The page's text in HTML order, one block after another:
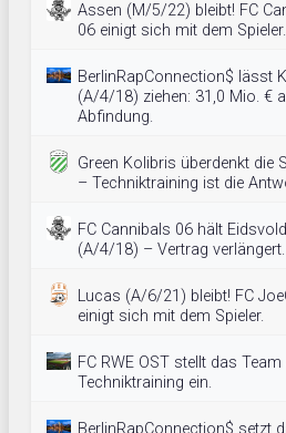
Assen (M/5/22) bleibt! FC
06 einigt sich mit dem Spieler.
BerlinRapConnection$ lässt
(A/4/18) ziehen: 31,0 Mio. €
Abfindung.
Green Kolibris überdenkt die
– Techniktraining ist die
FC Cannibals 06 hält Eidsvold
(A/4/18) – Vertrag verlängert.
Lucas (A/6/21) bleibt! FC
einigt sich mit dem Spieler.
FC RWE OST stellt das
Techniktraining ein.